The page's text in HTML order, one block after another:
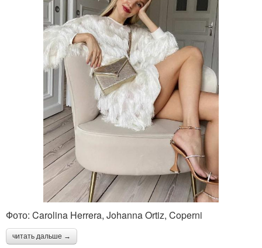
Фото: Carolina Herrera, Johanna Ortiz, Coperni
читать дальше →